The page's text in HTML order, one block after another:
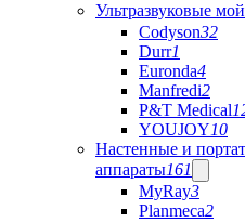
Ультразвуковые
Codyson32
Durr1
Euronda4
Manfredi2
P&T Medical
YOUJOY10
Настенные и
аппараты161
MyRay3
Planmeca2